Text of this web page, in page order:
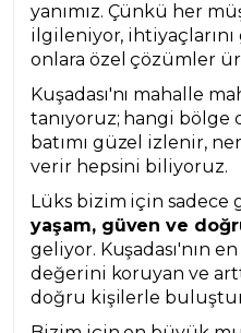
yanımız. Çünkü her
ilgileniyor,
onlara özel çözümler
Kuşadası'nı mahalle
tanıyoruz; hangi
batımı güzel izlenir,
verir hepsini biliyoruz.
Lüks bizim için sadece
yaşam, güven ve
geliyor. Kuşadası'nın
değerini koruyan ve
doğru kişilerle